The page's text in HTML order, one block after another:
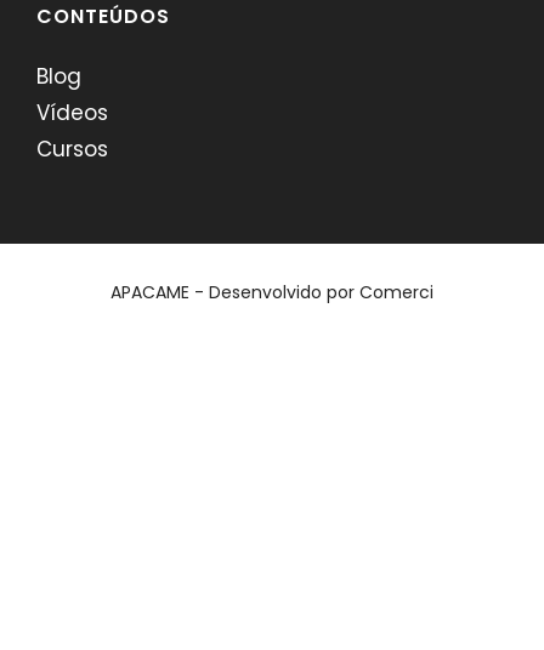
CONTEÚDOS
Blog
Vídeos
Cursos
APACAME - Desenvolvido por Comerci